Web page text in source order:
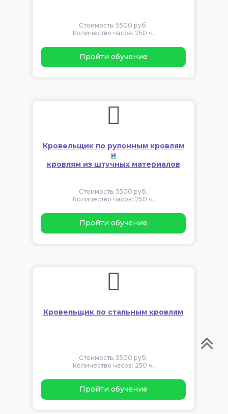
Стоимость: 5500 руб.
Количество часов: 250 ч.
Пройти обучение
Кровельщик по рулонным кровлям
и
кровлям из штучных материалов
Стоимость: 5500 руб.
Количество часов: 250 ч.
Пройти обучение
Кровельщик по стальным кровлям
Стоимость: 5500 руб.
Количество часов: 250 ч.
Пройти обучение